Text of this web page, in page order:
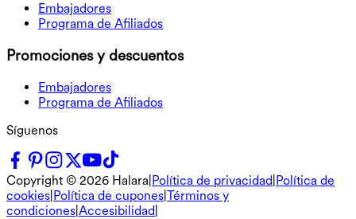
Embajadores
Programa de Afiliados
Promociones y descuentos
Embajadores
Programa de Afiliados
Síguenos
Copyright © 2026 Halara Política de privacidad Política de
cookies Política de cupones Términos y
condiciones Accesibilidad